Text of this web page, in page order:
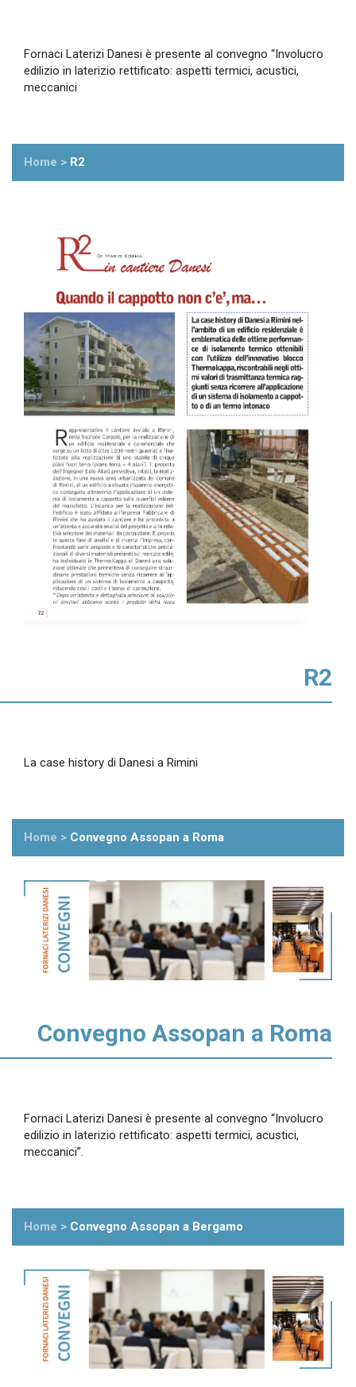
Fornaci Laterizi Danesi è presente al convegno “Involucro
edilizio in laterizio rettificato: aspetti termici, acustici,
meccanici
Home > R2
R2
La case history di Danesi a Rimini
Home > Convegno Assopan a Roma
Convegno Assopan a Roma
Fornaci Laterizi Danesi è presente al convegno “Involucro
edilizio in laterizio rettificato: aspetti termici, acustici,
meccanici”.
Home > Convegno Assopan a Bergamo